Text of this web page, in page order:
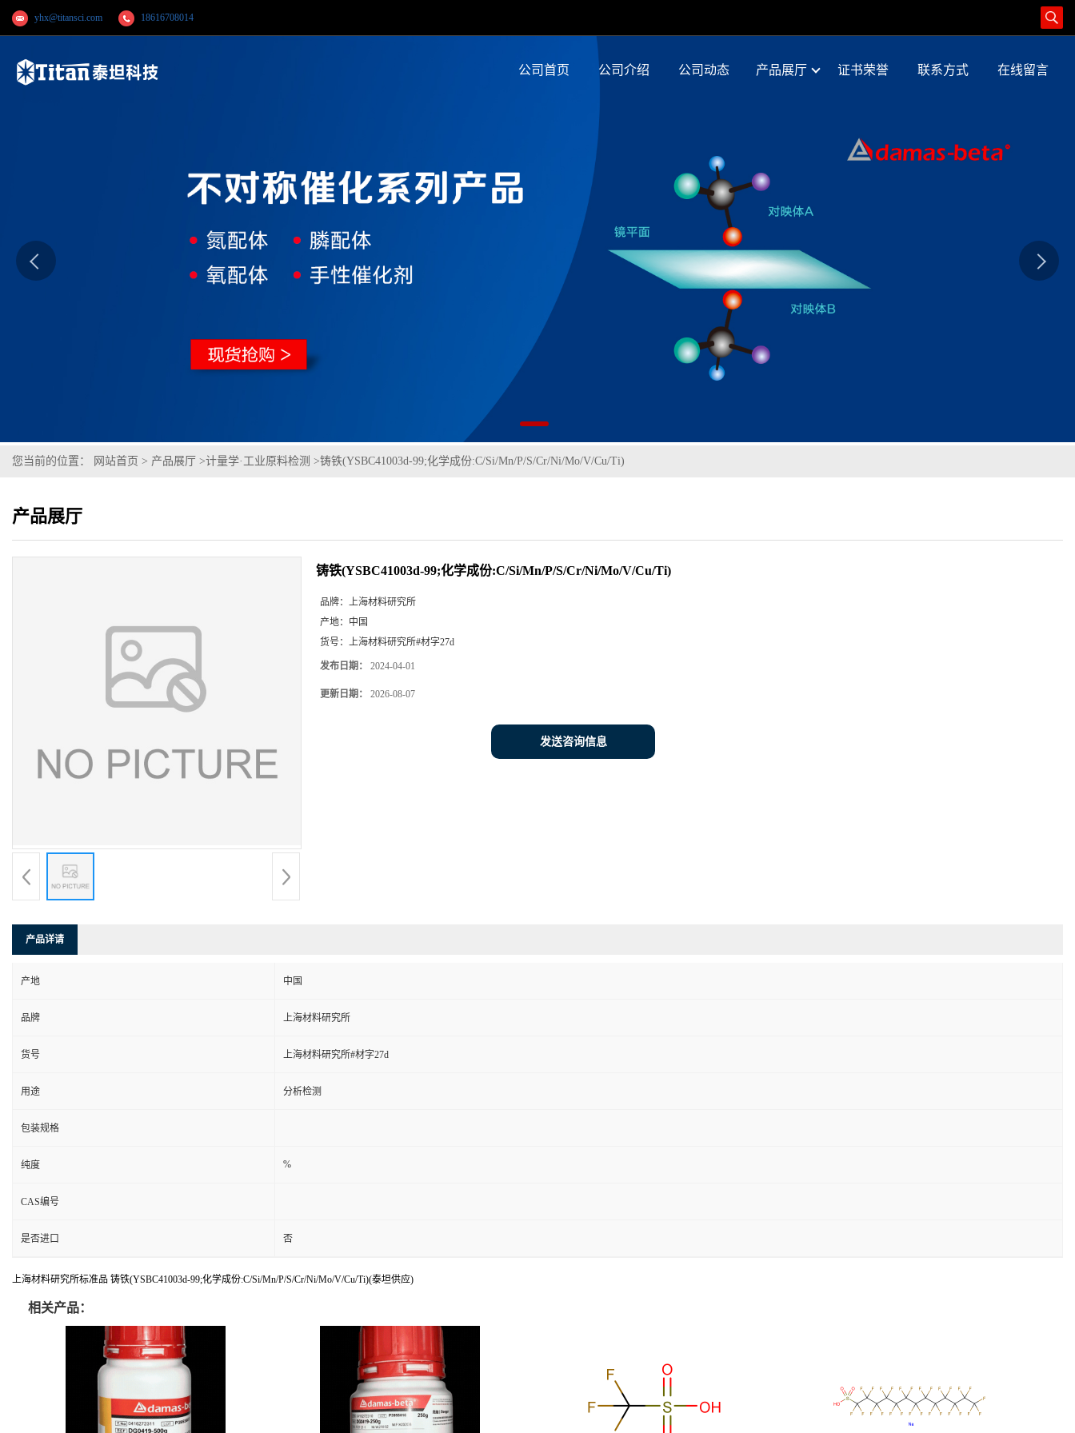
yhx@titansci.com 18616708014
公司首页 公司介绍 公司动态 产品展厅 证书荣誉 联系方式 在线留言
您当前的位置： 网站首页 > 产品展厅 >计量学·工业原料检测 >铸铁(YSBC41003d-99;化学成份:C/Si/Mn/P/S/Cr/Ni/Mo/V/Cu/Ti)
产品展厅
铸铁(YSBC41003d-99;化学成份:C/Si/Mn/P/S/Cr/Ni/Mo/V/Cu/Ti)
品牌：
上海材料研究所
产地： 中国
货号：
上海材料研究所#材字27d
发布日期： 2024-04-01
更新日期： 2026-08-07
发送咨询信息
产品详请
产地 中国
品牌 上海材料研究所
货号 上海材料研究所#材字27d
用途 分析检测
包装规格
纯度 %
CAS编号
是否进口 否
上海材料研究所标准品 铸铁(YSBC41003d-99;化学成份:C/Si/Mn/P/S/Cr/Ni/Mo/V/Cu/Ti)(泰坦供应)
相关产品：